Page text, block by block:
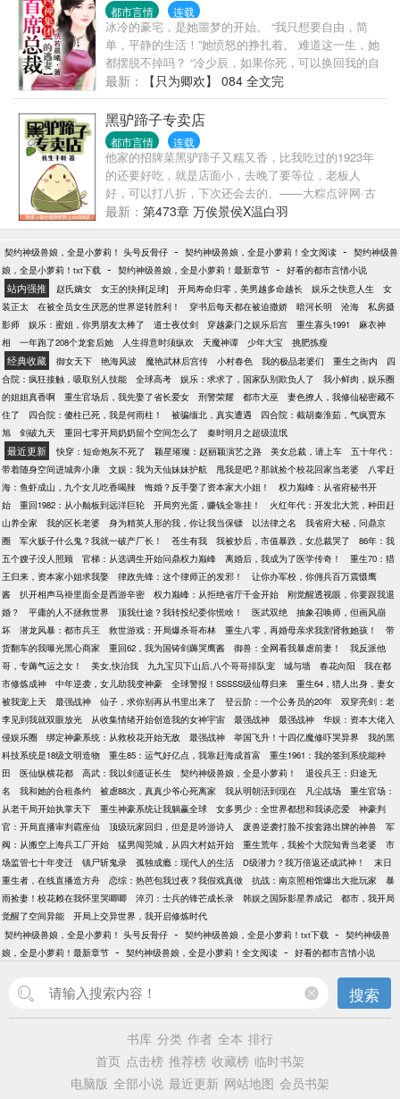
都市言情 连载
冰冷的豪宅，是她噩梦的开始。 “我只想要自由，简
单，平静的生活！”她愤怒的挣扎着。 难道这一生，她
都摆脱不掉吗？ “冷少辰，如果你死，可以换回我的自
由，那么我就让你不得好死。” 可是，誓言终究无法实
现，明知这男人是毒，不能爱，她还是爱上了。 直到
他扔给她一张红的刺眼的请柬。 她带着伤痕离开，伤
未抚平，却瞪着那张令人目眩的俊美脸庞，空气中，
永远少了他的味道。 原本向往的自由在这时，却显得
不那么苍白，在自己也不知道的时候，一颗心已经随
着那恶魔一起下了地狱。 ★★★ 五年，他重生归来，
却见她右手牵着俊俏的男孩，左手挽着他弟弟。 “若
若，五年的平静生活，似乎让你忘了过去。”他邪笑着
咪，这个拽的二五八万的男人是谁？”儿子酷酷的问。
妈咪？他嘲讽的挑眉，五年没有他，她倒是过得很
好，连儿子都有了。 “爹地，我要吃儿子不知道什么时
候，已经爬上她身边男人的身上。
最新： 【只为卿欢】 084 全文完
黑驴蹄子专卖店
都市言情 连载
他家的招牌菜黑驴蹄子又糯又香，比我吃过的1923年
的还要好吃，就是店面小，去晚了要等位，老板人
好，可以打八折，下次还会去的。——大粽点评网·古
墓圈第一美食点评网站温白羽是个开小饭馆的老板，
只想安安静静的开饭馆，没想到一到晚上，跑来吃饭
的客人全是奇葩。黑驴蹄子、还魂汤什么时候成了自
家的招牌菜了，温白羽怎么不知道！客人不止神经兮
兮，还都用诡异的眼神盯着他，温白羽有一种错觉，
好像自己才是他们盘子里的……混沌是当红巨星，饕
餮变成了富二代，钟馗正职保险副业捉妖。还有新招
来的伙计，男神相、面瘫脸，据说是活了几千年的粽
子王，往饭馆门口一站，晚上再也没有客人敢来吃
饭，简直不能再好了，呵呵！温白羽：本店没有黑驴
蹄子！没有黑驴蹄子！没有黑驴蹄子！重要的事情说
三遍。万俟景侯（面瘫脸）：我家小受总是想把我上
交给国家，呵。据说要写阅读提示：墓+勿考究作者今
天没吃药，感觉萌萌哒，求戳专栏求圈养，喵~ ＞▽
＜ 手机党地址:【长生千叶】下面的【收藏】按钮就可
以长期圈养了~~么么哒~网页戳图直达专栏~~↓↓↓
《[五毒]星际宠物店》，打滚卖萌求圈养手机读者请戳
↓蓝寒枫作为一个风骚又犀利的毒哥，什么大风大浪没
见过。没想到下个副本就穿越到了未来世界，还穿成
了已婚雌性人鱼。全帝国都羡慕他能嫁给至高无上的
罗伊将军，然而渣男心中有个白月光，绿茶婊白莲花
层出不穷。雌性人鱼作为繁衍后代的工具，蓝寒枫却
是个生不出孩子的怪胎……这将军夫人的日子简直没
法过了！好在蓝寒枫还有游戏系统傍身，就算是个地
位低下的雌性人鱼，也能自食其力。不仅武力值爆
棚，作为一个合格的毒哥，蛊毒、治疗两不误。五毒
的毒虫毒蝎更是变成了帝国绝种灵兽，蓝寒枫成为了
帝国驱使灵兽的高手。再开个星际宠物店，分分钟变
身星际首富，征服全帝国，踹掉渣男！然而……就在
要和渣男将军离婚的时候，他的肚子里怎么多了个“不
明生物”？
最新： 第473章 万俟景侯X温白羽
契约神级兽娘，全是小萝莉！ 头号反骨仔 - 契约神级兽娘，全是小萝莉！全文阅读 - 契约神级兽
娘，全是小萝莉！txt下载 - 契约神级兽娘，全是小萝莉！最新章节 - 好看的都市言情小说
站内强推 赵氏嫡女 女王的抉择[足球] 开局寿命归零，美男越多命越长 娱乐之快意人生
女
装正太
在被全员女生厌恶的世界逆转胜利！ 穿书后每天都在被迫撒娇 暗河长明 沧海
私房摄
影师
娱乐：蜜姐，你男朋友太棒了 道士夜仗剑 穿越豪门之娱乐后宫 重生寡头1991
麻衣神
相
一年跑了208个龙套后她 人生得意时须纵欢 天魔神谭 少年大宝 挑肥拣瘦
经典收藏 御女天下 艳海风波 魔艳武林后宫传 小村春色 我的极品老婆们 重生之衙内
四
合院：疯狂接触，吸取别人技能
全球高考 娱乐：求求了，国家队别欺负人了
我小鲜肉，娱乐圈
的姐姐真香啊
重生官场后，我先娶了省长爱女 刑警荣耀 都市大巫
妻色撩人，我修仙秘密藏不
住了
四合院：傻柱已死，我是何雨柱！ 被骗缅北，真实遭遇
四合院：截胡秦淮茹，气疯贾东
旭
剑破九天 重回七零开局奶奶留个空间怎么了 秦时明月之超级流氓
最近更新 快穿：短命炮灰不死了 颖星璀璨：赵丽颖演艺之路 美女总裁，请上车
五十年代：
带着随身空间进城奔小康
文娱：我为天仙妹妹护航 甩我是吧？那就捡个校花回家当老婆
八零赶
海：鱼虾成山，九个女儿吃香喝辣
悔婚？反手娶了资本家大小姐！
权力巅峰：从省府秘书开
始
重回1982：从小舢板到远洋巨轮 开局穷光蛋，赚钱全靠挂！
火红年代：开发北大荒，种田赶
山养全家
我的区长老婆 身为精英人形的我，你让我当保镖 以法律之名
我省府大秘，问鼎京
圈
军火贩子什么鬼？我就一破产厂长！ 苍生有我 我被炒后，市值暴跌，女总裁哭了
86年：我
五个嫂子没人照顾
官梯：从选调生开始问鼎权力巅峰 离婚后，我成为了医学传奇！
重生70：猎
王归来，资本家小姐求我娶
律政先锋：这个律师正的发邪！
让你办军校，你佣兵百万震慑鹰
酱
扒开相声马褂里面全是西游辛密 权力巅峰：从拒绝省厅千金开始
刚觉醒透视眼，你要跟我退
婚？
平庸的人不拯救世界 顶我仕途？我转投纪委你慌啥！ 医武双绝
抽象召唤师，但画风崩
坏
潜龙风暴：都市兵王 救世游戏：开局爆杀哥布林 重生八零，再婚母亲求我割肾救她孩！
带
货翻车的我曝光黑心商家
重回62，我为国铸剑薅哭鹰酱 御兽：全网看我暴虐前妻！
我反派他
哥，专薅气运之女！
美女,快治我 九九宝贝下山后,八个哥哥排队宠 城与墙 春花向阳
我在都
市修炼成神
中年逆袭，女儿助我变神豪 全球警报！SSSSS级仙尊归来
重生64，猎人出身，妻女
被我宠上天
最强战神 仙子，求你别再从书里出来了 登云阶：一个公务员的20年
双穿亮剑：老
李见到我就双眼放光
从收集情绪开始创造我的女神宇宙 最强战神 最强战神
华娱：资本大佬入
侵娱乐圈
绑定神豪系统：从救校花开始无敌 最强战神 举国飞升！十四亿魔修吓哭异界
我的黑
科技系统是18级文明造物
重生85：运气好亿点，我靠赶海成首富
重生1961：我的签到系统能种
田
医仙纵横花都 高武：我以剑道证长生 契约神级兽娘，全是小萝莉！
退役兵王：归途无
名
我和她的合租条约 被虐88次，真真少爷心死离家 我从明朝活到现在 凡尘战场
重生官场：
从老干局开始执掌天下
重生神豪系统让我躺赢全球 女多男少：全世界都想和我谈恋爱
神豪判
官：开局直播审判霸座仙
顶级玩家回归，但是是吟游诗人 废兽逆袭打脸不按套路出牌的神兽
军
阀：从搬空上海兵工厂开始
猛男闯莞城，从四大村姑开始 重生荒年，我捡个大院知青当老婆
市
场监管七十年变迁
镇尸斩鬼录 孤独成瘾：现代人的生活 D级潜力？我万倍返还成武神！
末日
重生者，在线直播造方舟
恋综：热芭包我过夜？我假戏真做 抗战：南京照相馆爆出大批玩家
暴
雨捡妻！校花赖在我怀里哭唧唧
淬刃：士兵的锋芒成长录 韩娱之国际影星养成记
都市，我开局
觉醒了空间异能
开局上交异世界，我开启修炼时代
契约神级兽娘，全是小萝莉！ 头号反骨仔 - 契约神级兽娘，全是小萝莉！txt下载 - 契约神级兽
娘，全是小萝莉！最新章节 - 契约神级兽娘，全是小萝莉！全文阅读 - 好看的都市言情小说
搜索
书库 分类 作者 全本 排行
首页 点击榜 推荐榜 收藏榜 临时书架
电脑版 全部小说 最近更新 网站地图 会员书架